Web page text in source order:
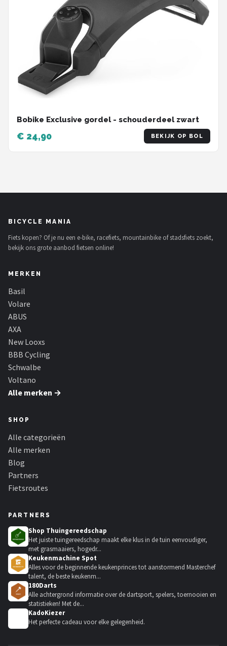
Bobike Exclusive gordel - schouderdeel zwart
€ 24,90 BEKIJK OP BOL
BICYCLE MANIA
Fiets kopen? Of je nu een e-bike, racefiets, mountainbike of stadsfiets zoekt,
bekijk ons grote aanbod fietsen online!
MERKEN
Basil
Volare
ABUS
AXA
New Looxs
BBB Cycling
Schwalbe
Voltano
Alle merken →
SHOP
Alle categorieën
Alle merken
Blog
Partners
Fietsroutes
PARTNERS
Shop Thuingereedschap
Het juiste tuingereedschap maakt elke klus in de tuin eenvoudiger,
met grasmaaiers, hogedr...
Keukenmachine Spot
Alles voor de beginnende keukenprinces tot aanstormend Masterchef
talent, de beste keukenm...
180Darts
Alle achtergrond informatie over de dartsport, spelers, toernooien en
statistieken! Met de...
KadoKiezer
Het perfecte cadeau voor elke gelegenheid.